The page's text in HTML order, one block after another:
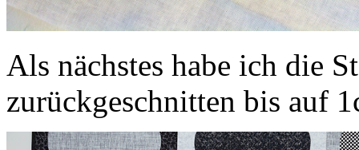
Als nächstes habe ich die
zurückgeschnitten bis auf